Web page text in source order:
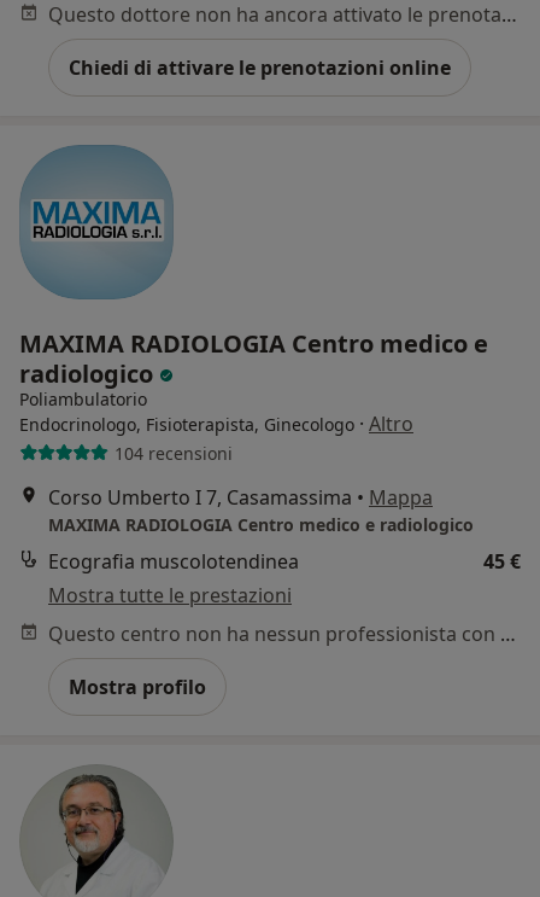
Questo dottore non ha ancora attivato le prenotazioni online presso questo indirizzo.
Chiedi di attivare le prenotazioni online
MAXIMA RADIOLOGIA Centro medico e
radiologico
Poliambulatorio
Endocrinologo, Fisioterapista, Ginecologo · Altro
104 recensioni
Corso Umberto I 7, Casamassima • Mappa
MAXIMA RADIOLOGIA Centro medico e radiologico
Ecografia muscolotendinea
45 €
Mostra tutte le prestazioni
Questo centro non ha nessun professionista con date disponibili
Mostra profilo